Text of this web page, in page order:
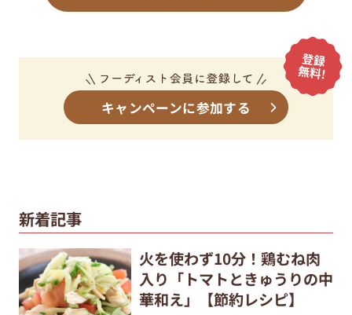
キャンペーンに参加する
新着記事
火を使わず10分！鶏むね肉
入り「トマトときゅうりの中
華和え」【節約レシピ】